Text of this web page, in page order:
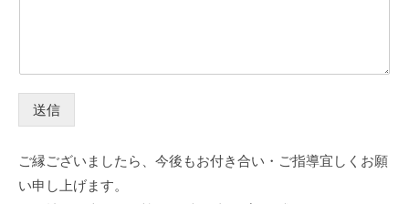
送信
ご縁ございましたら、今後もお付き合い・ご指導宜しくお願
い申し上げます。